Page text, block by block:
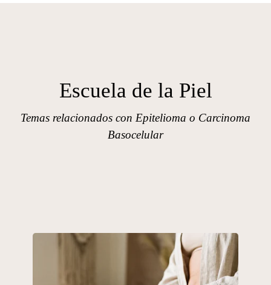
Escuela de la Piel
Temas relacionados con Epitelioma o Carcinoma
Basocelular